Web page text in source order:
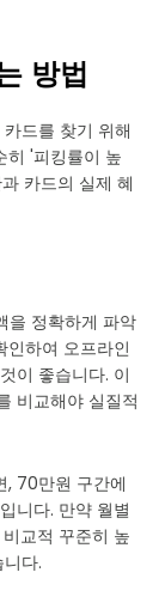
방법
드를 찾기 위해
히 '피킹률이 높
카드의 실제 혜
을 정확하게 파악
인하여 오프라인
이 좋습니다. 이
비교해야 실질적
, 70만원 구간에
니다. 만약 월별
교적 꾸준히 높
다.